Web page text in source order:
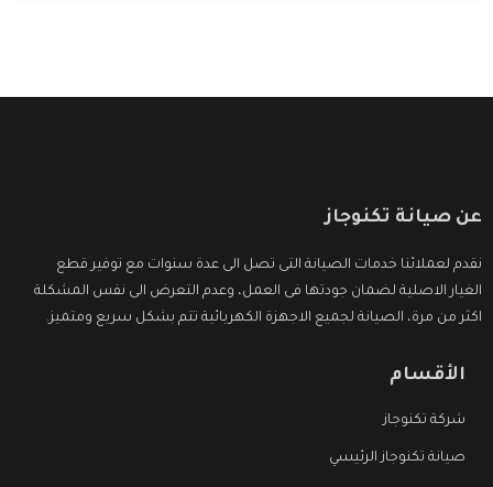
عن صيانة تكنوجاز
نقدم لعملائنا خدمات الصيانة التى تصل الى عدة سنوات مع توفير قطع
الغيار الاصلية لضمان جودتها فى العمل، وعدم التعرض الى نفس المشكلة
اكثر من مرة، الصيانة لجميع الاجهزة الكهربائية تتم بشكل سريع ومتميز.
الأقسام
شركة تكنوجاز
صيانة تكنوجاز الرئيسي